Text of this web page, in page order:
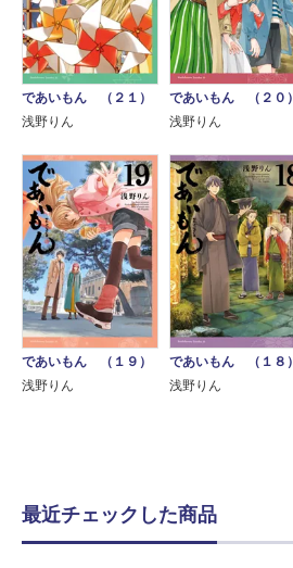
であいもん （２１）
浅野りん
であいもん （２０）
浅野りん
であいもん （１９）
浅野りん
であいもん （１８）
浅野りん
最近チェックした商品